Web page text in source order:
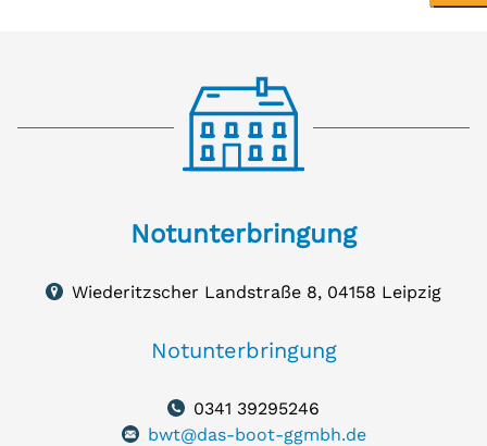
WiederitzscherNotunterbringung
auf
Wiederitzscher Landstraße 8, 04158 Leipzig
Notunterbringung
0341 39295246
bwt@das-boot-ggmbh.de